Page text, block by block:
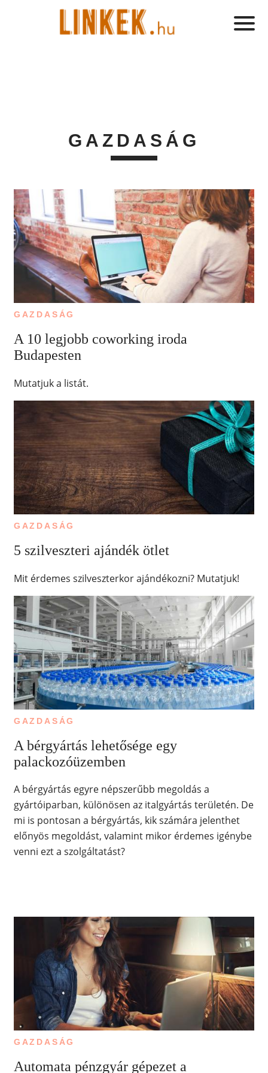
GAZDASÁG
GAZDASÁG
A 10 legjobb coworking iroda
Budapesten
Mutatjuk a listát.
GAZDASÁG
5 szilveszteri ajándék ötlet
Mit érdemes szilveszterkor ajándékozni? Mutatjuk!
GAZDASÁG
A bérgyártás lehetősége egy
palackozóüzemben
A bérgyártás egyre népszerűbb megoldás a
gyártóiparban, különösen az italgyártás területén. De
mi is pontosan a bérgyártás, kik számára jelenthet
előnyös megoldást, valamint mikor érdemes igénybe
venni ezt a szolgáltatást?
GAZDASÁG
Automata pénzgyár gépezet a